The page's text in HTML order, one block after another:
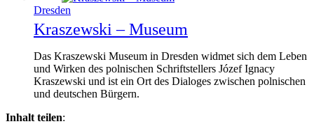
Dresden
Kraszewski – Museum
Das Kraszewski Museum in Dresden widmet sich dem Leben
und Wirken des polnischen Schriftstellers Józef Ignacy
Kraszewski und ist ein Ort des Dialoges zwischen polnischen
und deutschen Bürgern.
Inhalt teilen: